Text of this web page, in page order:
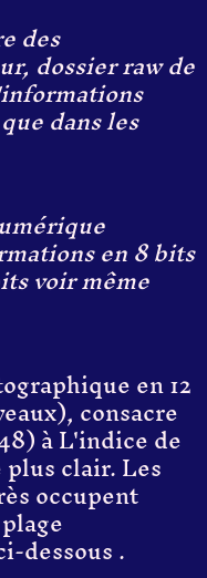
des
dossier raw de
dans les
en 8 bits
voir même
en 12
consacre
à L'indice de
clair. Les
occupent
dessous .